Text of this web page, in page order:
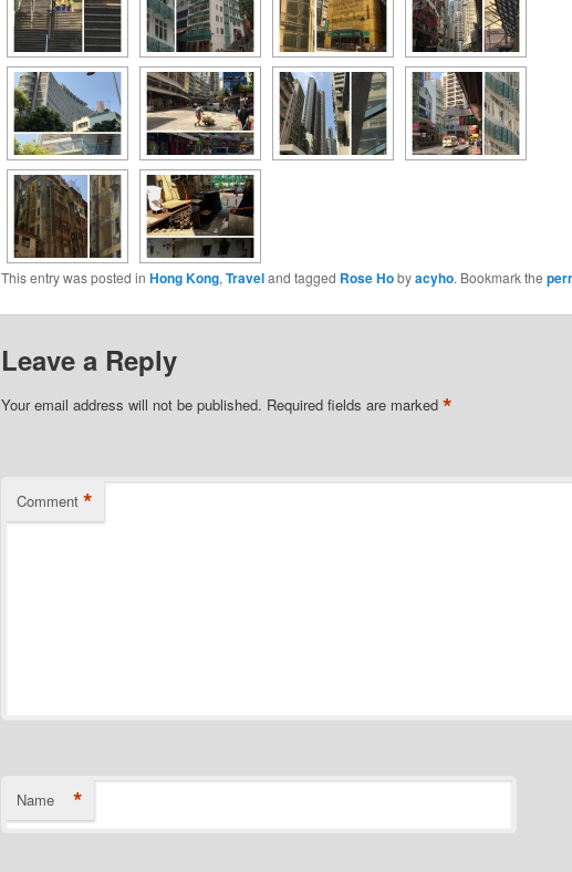
This entry was posted in Hong Kong, Traveland tagged Rose Hobyacyho. Bookmark the
Leave a Reply
Your email address will not be published. Required fields are marked *
Comment *
Name *